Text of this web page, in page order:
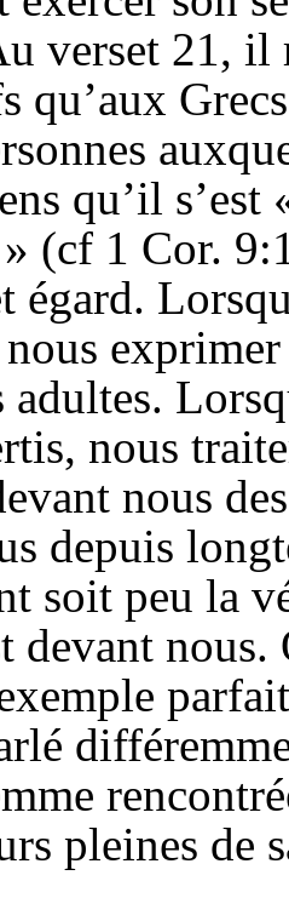
verset 21, il
qu’aux
qu’il s’est
(cf 1 Cor.
égard.
adultes.
nous
nous
depuis
soit peu la
devant nous.
pleines de